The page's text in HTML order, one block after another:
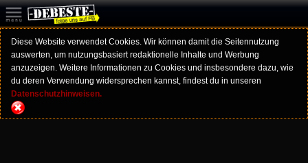
Diese Website verwendet Cookies. Wir können damit die Seitennutzung
auswerten, um nutzungsbasiert redaktionelle Inhalte und Werbung
anzuzeigen. Weitere Informationen zu Cookies und insbesondere dazu, wie
du deren Verwendung widersprechen kannst, findest du in unseren
Datenschutzhinweisen.